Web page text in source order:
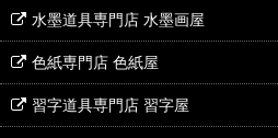
水墨道具専門店 水墨画屋
色紙専門店 色紙屋
習字道具専門店 習字屋